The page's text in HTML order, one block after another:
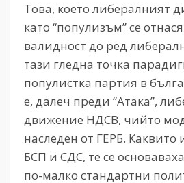
Това, което либералният
като “популизъм” се
валидност до ред
тази гледна точка
популистка партия в
е, далеч преди “Атака”,
движение НДСВ, чийто
наследен от ГЕРБ.
БСП и СДС, те се
по-малко стандартни